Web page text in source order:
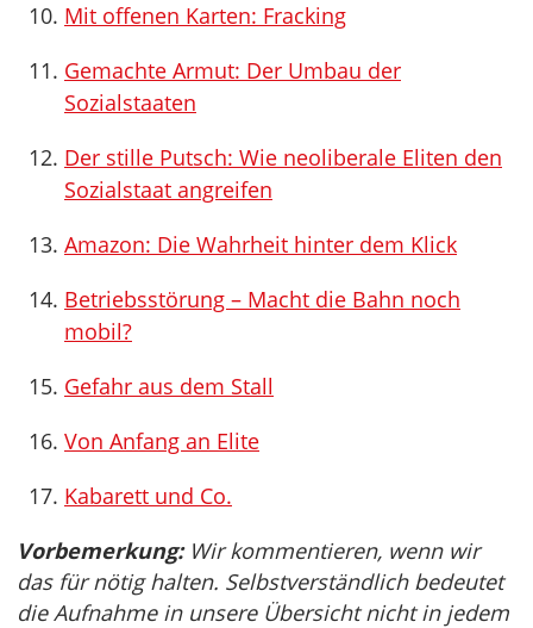
Mit offenen Karten: Fracking
Gemachte Armut: Der Umbau der
Sozialstaaten
Der stille Putsch: Wie neoliberale Eliten den
Sozialstaat angreifen
Amazon: Die Wahrheit hinter dem Klick
Betriebsstörung – Macht die Bahn noch
mobil?
Gefahr aus dem Stall
Von Anfang an Elite
Kabarett und Co.
Vorbemerkung:Wir kommentieren, wenn wir
das für nötig halten. Selbstverständlich bedeutet
die Aufnahme in unsere Übersicht nicht in jedem